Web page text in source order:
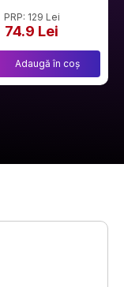
PRP: 129 Lei
74.9 Lei
Adaugă în coș